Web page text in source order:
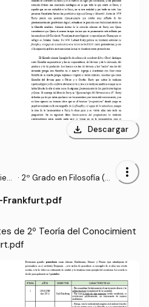
download Descargar
· 2º Grado en Filosofía (U
more_vert
de 2º Teoría del Conocimient